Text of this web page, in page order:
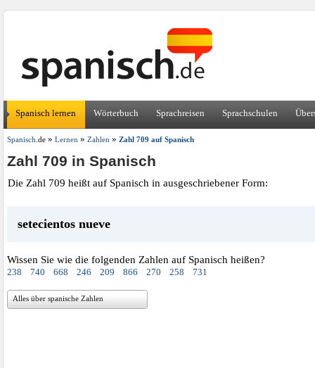
Spanisch lernen Wörterbuch Sprachreisen Sprachschulen
Spanisch .de» Lernen» Zahlen» Zahl 709 auf Spanisch
Zahl 709 in Spanisch
Die Zahl 709 heißt auf Spanisch in ausgeschriebener Form:
setecientos nueve
Wissen Sie wie die folgenden Zahlen auf Spanisch heißen?
238 740 668 246 209 866 270 258 731
Alles über spanische Zahlen